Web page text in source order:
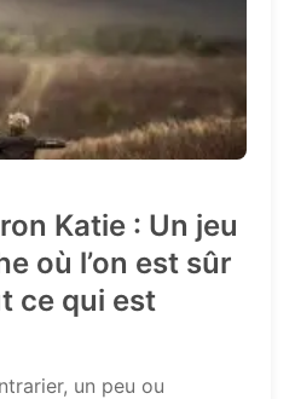
Katie : Un jeu
où l’on est sûr
ce qui est
un peu ou